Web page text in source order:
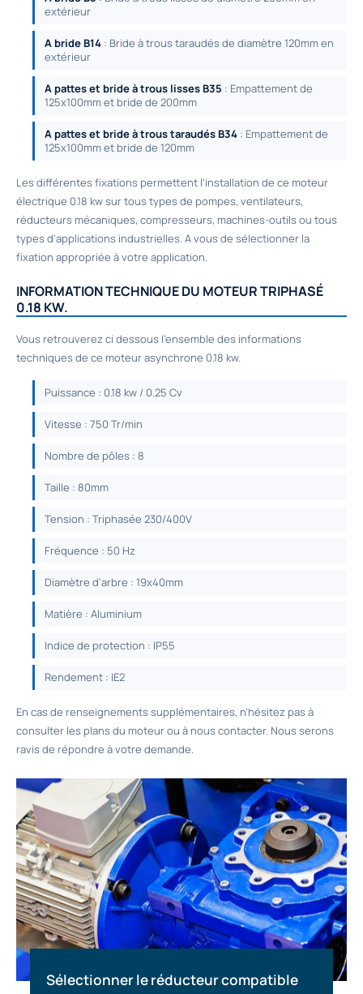
extérieur
A bride B14 : Bride à trous taraudés de diamètre 120mm en
extérieur
A pattes et bride à trous lisses B35 : Empattement de
125x100mm et bride de 200mm
A pattes et bride à trous taraudés B34 : Empattement de
125x100mm et bride de 120mm
Les différentes fixations permettent l'installation de ce moteur
électrique 0.18 kw sur tous types de pompes, ventilateurs,
réducteurs mécaniques, compresseurs, machines-outils ou tous
types d'applications industrielles. A vous de sélectionner la
fixation appropriée à votre application.
INFORMATION TECHNIQUE DU MOTEUR TRIPHASÉ
0.18 KW.
Vous retrouverez ci dessous l'ensemble des informations
techniques de ce moteur asynchrone 0.18 kw.
Puissance : 0.18 kw / 0.25 Cv
Vitesse : 750 Tr/min
Nombre de pôles : 8
Taille : 80mm
Tension : Triphasée 230/400V
Fréquence : 50 Hz
Diamètre d'arbre : 19x40mm
Matière : Aluminium
Indice de protection : IP55
Rendement : IE2
En cas de renseignements supplémentaires, n'hésitez pas à
consulter les plans du moteur ou à nous contacter. Nous serons
ravis de répondre à votre demande.
Sélectionner le réducteur compatible